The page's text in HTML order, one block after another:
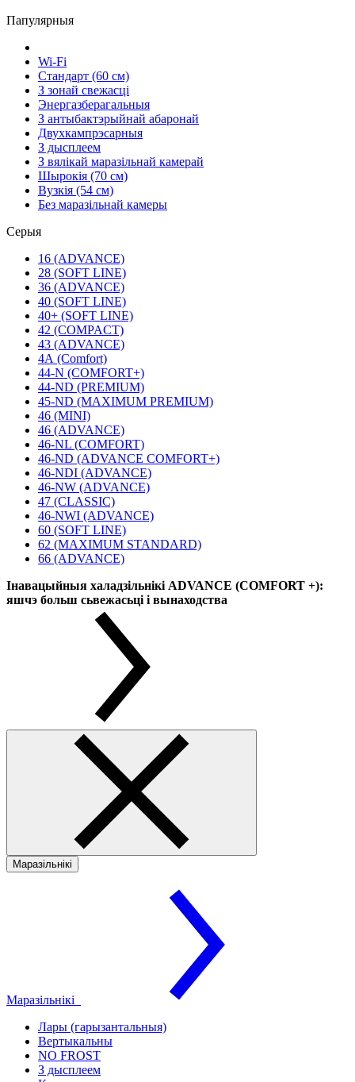
Папулярныя
Wi-Fi
Стандарт (60 см)
З зонай свежасці
Энергазберагальныя
З антыбактэрыйнай абаронай
Двухкампрэсарныя
З дысплеем
З вялікай маразільнай камерай
Шырокія (70 см)
Вузкія (54 см)
Без маразільнай камеры
Серыя
16 (ADVANCE)
28 (SOFT LINE)
36 (ADVANCE)
40 (SOFT LINE)
40+ (SOFT LINE)
42 (COMPACT)
43 (ADVANCE)
4А (Comfort)
44-N (COMFORT+)
44-ND (PREMIUM)
45-ND (MAXIMUM PREMIUM)
46 (MINI)
46 (ADVANCE)
46-NL (COMFORT)
46-ND (ADVANCE COMFORT+)
46-NDI (ADVANCE)
46-NW (ADVANCE)
47 (CLASSIC)
46-NWI (ADVANCE)
60 (SOFT LINE)
62 (MAXIMUM STANDARD)
66 (ADVANCE)
Інавацыйныя халадзільнікі ADVANCE (COMFORT +):
яшчэ больш сьвежасьці і вынаходства
Маразільнікі
Маразільнікі
Лары (гарызантальныя)
Вертыкальны
NO FROST
З дысплеем